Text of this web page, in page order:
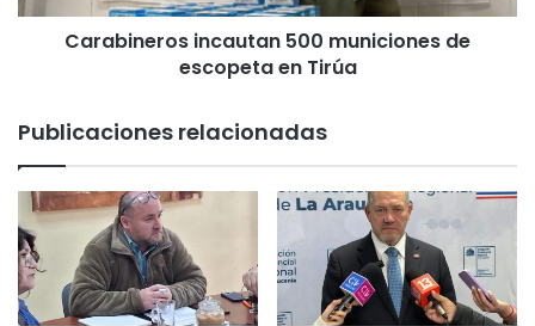
l
o
c
i
a
a
r
c
a
u
a
n
5
0
Carabineros incautan 500 municiones de
escopeta en Tirúa
Publicaciones relacionadas